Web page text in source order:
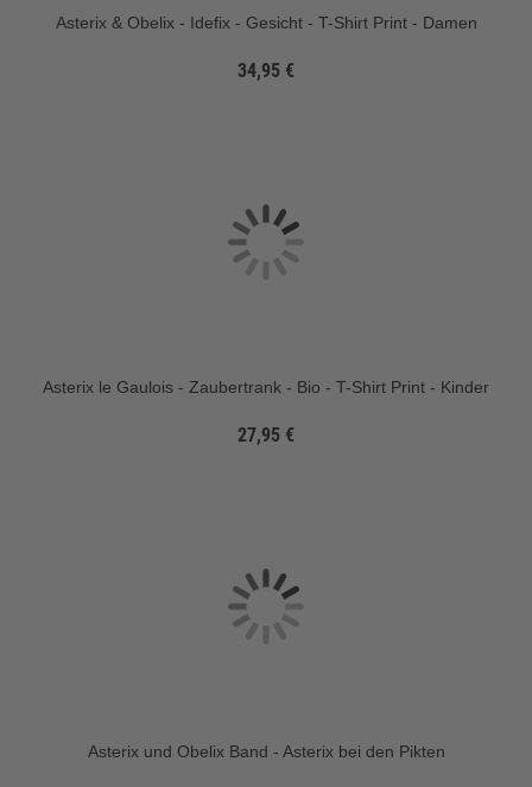
Asterix & Obelix - Idefix - Gesicht - T-Shirt Print - Damen
34,95 €
Asterix le Gaulois - Zaubertrank - Bio - T-Shirt Print - Kinder
27,95 €
Asterix und Obelix Band - Asterix bei den Pikten